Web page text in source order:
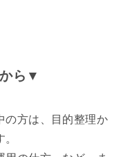
ら▼
の方は、目的整理か